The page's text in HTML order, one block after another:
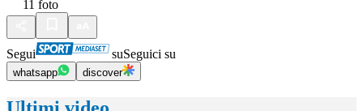
11 foto
Segui suSeguici su
whatsapp discover